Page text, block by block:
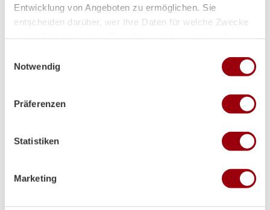
Entwicklung von Angeboten zu ermöglichen. Sie
entscheiden darüber, wer Ihre Daten für welche Zwecke
Trigger Symbol ändern oder widerrufen
Informationen über Ihre geografische Lage erfassen,
Ihr Gerät durch aktives Scannen nach bestimmten
Merkmalen (Fingerprinting) identifizieren
verarbeitet werden, und legen Sie Ihre Präferenzen im
Abschnitt Einzelheiten
Notwendig
Präferenzen
Statistiken
Marketing